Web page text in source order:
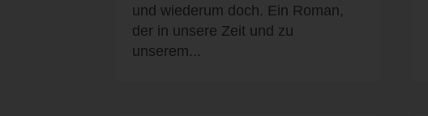
und wiederum doch. Ein Roman,
der in unsere Zeit und zu
unserem...